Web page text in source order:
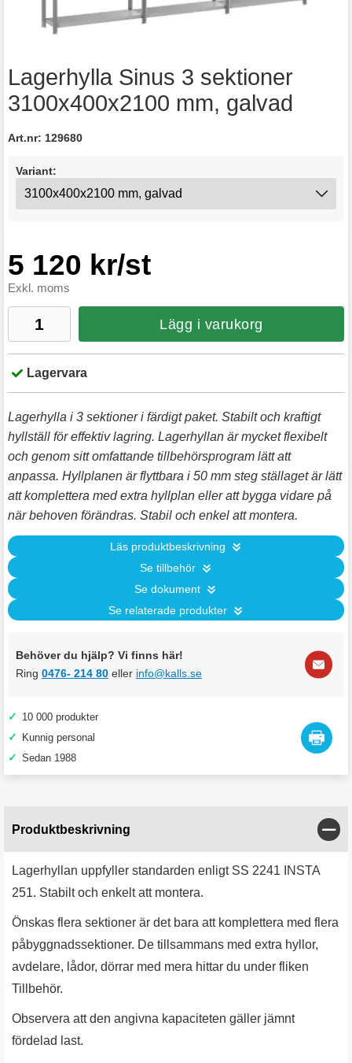
Lagerhylla Sinus 3 sektioner
3100x400x2100 mm, galvad
Art.nr: 129680
Variant:
5 120 kr/st
Exkl. moms
Lägg i varukorg
Lagervara
Lagerhylla i 3 sektioner i färdigt paket. Stabilt och kraftigt
hyllställ för effektiv lagring. Lagerhyllan är mycket flexibelt
och genom sitt omfattande tillbehörsprogram lätt att
anpassa. Hyllplanen är flyttbara i 50 mm steg ställaget är lätt
att komplettera med extra hyllplan eller att bygga vidare på
när behoven förändras. Stabil och enkel att montera.
Läs produktbeskrivning
Se tillbehör
Se dokument
Se relaterade produkter
Behöver du hjälp? Vi finns här!
Ring 0476- 214 80 eller info@kalls.se
✓ 10 000 produkter
✓ Kunnig personal
✓ Sedan 1988
Produktbeskrivning
Lagerhyllan uppfyller standarden enligt SS 2241 INSTA
251. Stabilt och enkelt att montera.
Önskas flera sektioner är det bara att komplettera med flera
påbyggnadssektioner. De tillsammans med extra hyllor,
avdelare, lådor, dörrar med mera hittar du under fliken
Tillbehör.
Observera att den angivna kapaciteten gäller jämnt
fördelad last.